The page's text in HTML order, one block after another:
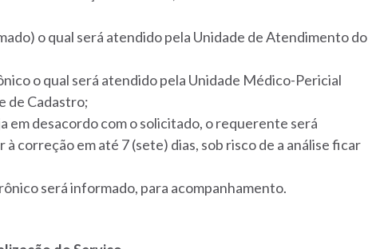
o qual será atendido pela Unidade de Atendimento do
o qual será atendido pela Unidade Médico-Pericial
de Cadastro;
em desacordo com o solicitado, o requerente será
correção em até 7 (sete) dias, sob risco de a análise ficar
será informado, para acompanhamento.